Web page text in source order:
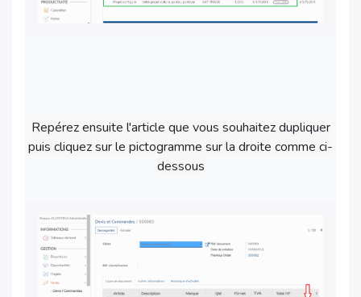
Repérez ensuite l'article que vous souhaitez dupliquer
puis cliquez sur le pictogramme sur la droite comme ci-
dessous